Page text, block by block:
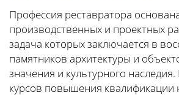
Профессия реставратора
производственных и проектных
задача которых заключается в
памятников архитектуры и
значения и культурного
курсов повышения квалификации